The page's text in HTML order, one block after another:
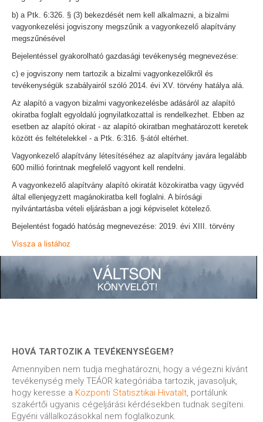
b) a Ptk. 6:326. § (3) bekezdését nem kell alkalmazni, a bizalmi
vagyonkezelési jogviszony megszűnik a vagyonkezelő alapítvány
megszűnésével
Bejelentéssel gyakorolható gazdasági tevékenység megnevezése:
c) e jogviszony nem tartozik a bizalmi vagyonkezelőkről és
tevékenységük szabályairól szóló 2014. évi XV. törvény hatálya alá.
Az alapító a vagyon bizalmi vagyonkezelésbe adásáról az alapító
okiratba foglalt egyoldalú jognyilatkozattal is rendelkezhet. Ebben az
esetben az alapító okirat - az alapító okiratban meghatározott keretek
között és feltételekkel - a Ptk. 6:316. §-ától eltérhet.
Vagyonkezelő alapítvány létesítéséhez az alapítvány javára legalább
600 millió forintnak megfelelő vagyont kell rendelni.
A vagyonkezelő alapítvány alapító okiratát közokiratba vagy ügyvéd
által ellenjegyzett magánokiratba kell foglalni. A bírósági
nyilvántartásba vételi eljárásban a jogi képviselet kötelező.
Bejelentést fogadó hatóság megnevezése: 2019. évi XIII. törvény
Vissza a listához
HOVÁ TARTOZIK A TEVÉKENYSÉGEM?
Amennyiben nem tudja meghatározni, hogy a végezni kívánt
tevékenység mely TEÁOR kategóriába tartozik, javasoljuk,
hogy keresse a Központi Statisztikai Hivatalt , portálunk
szakértői ugyanis cégeljárási kérdésekben tudnak segíteni.
Egyéni vállalkozásokkal nem foglalkozunk.